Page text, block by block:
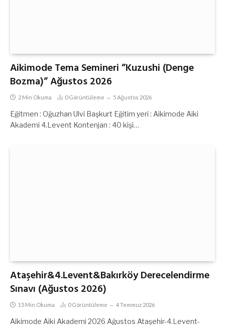
Aikimode Tema Semineri ”Kuzushi (Denge
Bozma)” Ağustos 2026
2 Min Okuma 0Görüntüleme 5 Ağustos 2026
Eğitmen : Oğuzhan Ulvi Başkurt Eğitim yeri : Aikimode Aiki
Akademi 4.Levent Kontenjan : 40 kişi…
Ataşehir&4.Levent&Bakırköy Derecelendirme
Sınavı (Ağustos 2026)
15 Min Okuma 0Görüntüleme 4 Temmuz 2026
Aikimode Aiki Akademi 2026 Ağustos Ataşehir-4.Levent-